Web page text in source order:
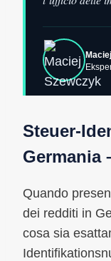
Steuer-
Germania
Quando
dei redditi in
cosa sia